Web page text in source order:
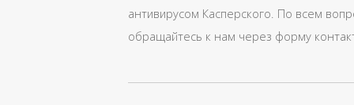
антивирусом Касперского. По всем
обращайтесь к нам через форму